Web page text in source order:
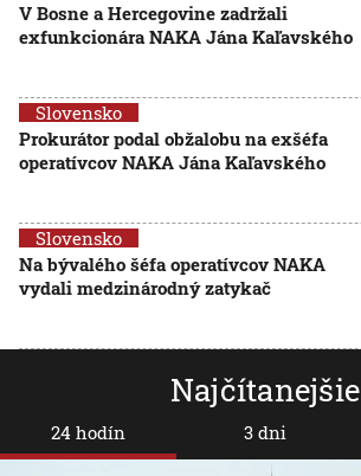
V Bosne a Hercegovine zadržali
exfunkcionára NAKA Jána Kaľavského
Slovensko
Prokurátor podal obžalobu na exšéfa
operatívcov NAKA Jána Kaľavského
Slovensko
Na bývalého šéfa operatívcov NAKA
vydali medzinárodný zatykač
Najčítanejšie
24 hodín 3 dni